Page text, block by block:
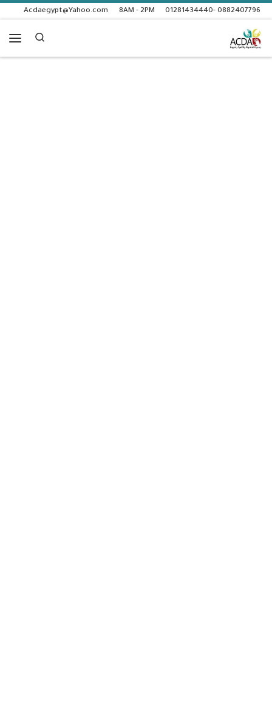
Skip to content
0882407796 -01281434440
8AM - 2PM
Acdaegypt@Yahoo.com
Search